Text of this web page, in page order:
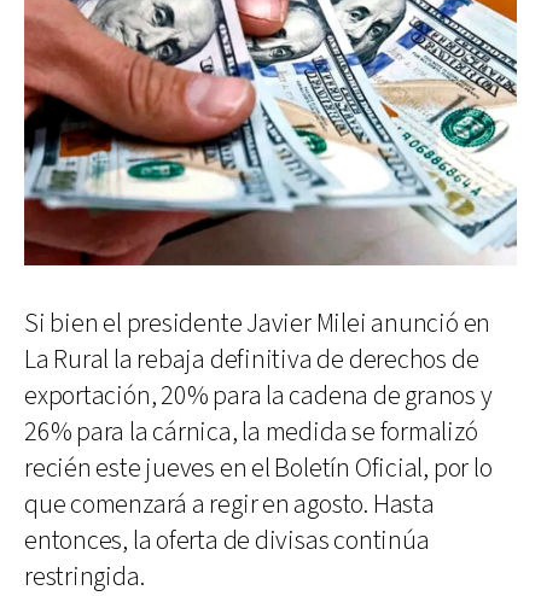
Si bien el presidente Javier Milei anunció en
La Rural la rebaja definitiva de derechos de
exportación, 20% para la cadena de granos y
26% para la cárnica, la medida se formalizó
recién este jueves en el Boletín Oficial, por lo
que comenzará a regir en agosto. Hasta
entonces, la oferta de divisas continúa
restringida.